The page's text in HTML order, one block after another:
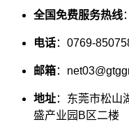
全国免费服务热线
电话：0769-
邮箱：
地址：东莞市松山
盛产业园B区二楼